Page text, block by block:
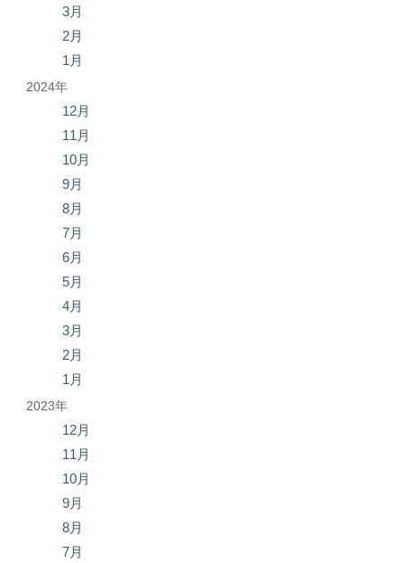
3月
2月
1月
2024年
12月
11月
10月
9月
8月
7月
6月
5月
4月
3月
2月
1月
2023年
12月
11月
10月
9月
8月
7月